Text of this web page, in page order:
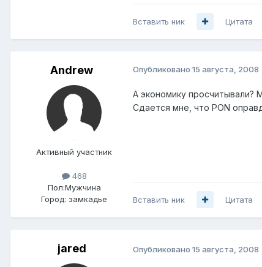
Вставить ник Цитата
Andrеw
Активный участник
468
Пол:Мужчина
Город: замкадье
Опубликовано 15 августа, 2008
А экономику
Сдается мне, что PON
Вставить ник Цитата
jared Опубликовано 15 августа, 2008